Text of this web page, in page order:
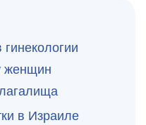
женщин
в Израиле